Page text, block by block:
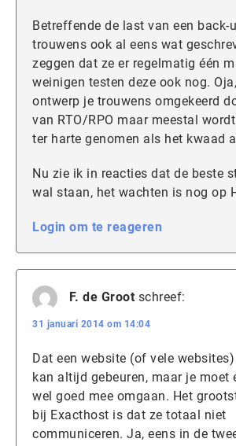
Betreffende de last van een back-
trouwens ook al eens wat
zeggen dat ze er regelmatig één
weinigen testen deze ook nog.
ontwerp je trouwens omgekeerd
van RTO/RPO maar meestal
ter harte genomen als het kwaad
Nu zie ik in reacties dat de beste
wal staan, het wachten is nog op
Login om te reageren
F. de Groot schreef:
31 januari 2014 om 14:04
Dat een website (of vele
kan altijd gebeuren, maar je moet
wel goed mee omgaan. Het
bij Exacthost is dat ze totaal niet
communiceren. Ja, eens in de